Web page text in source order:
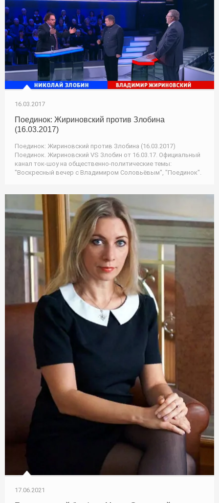
16.03.2017
Поединок: Жириновский против Злобина
(16.03.2017)
Поединок: Жириновский против Злобина (16.03.2017)
Поединок. Жириновский VS Злобин от 16.03.17. Официальный
канал ток-шоу на общественно-политические темы:
"Воскресный вечер с Владимиром Соловьёвым", "Поединок".
17.06.2021